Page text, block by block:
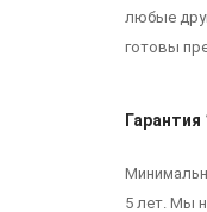
любые
готовы
Гарантия
5 лет. Мы